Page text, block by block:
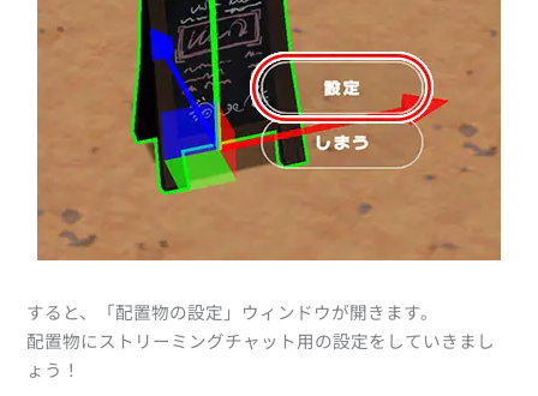
すると、「配置物の設定」ウィンドウが開きます。
配置物にストリーミングチャット用の設定をしていきまし
ょう！